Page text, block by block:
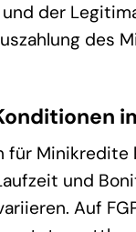
der
des
für Minikredite
und
Auf